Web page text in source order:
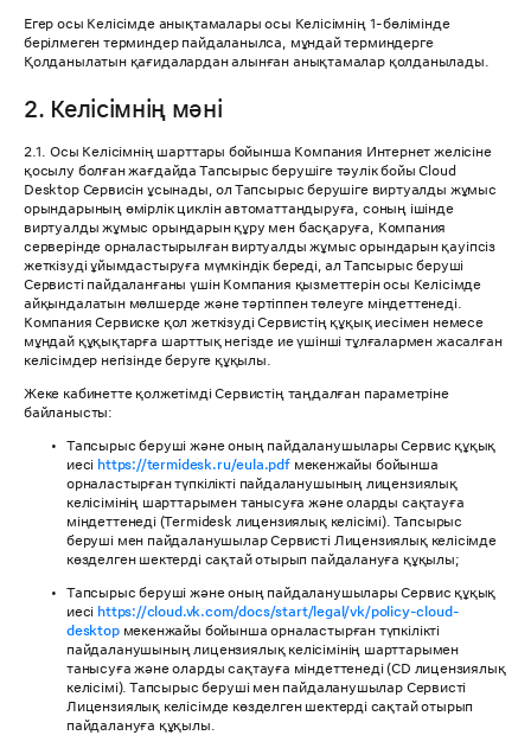
Егер осы Келісімде анықтамалары осы Келісімнің 1-бөлімінде
берілмеген терминдер пайдаланылса, мұндай терминдерге
Қолданылатын қағидалардан алынған анықтамалар қолданылады.
2. Келісімнің мәні
2.1. Осы Келісімнің шарттары бойынша Компания Интернет желісіне
қосылу болған жағдайда Тапсырыс берушіге тәулік бойы Cloud
Desktop Сервисін ұсынады, ол Тапсырыс берушіге виртуалды жұмыс
орындарының өмірлік циклін автоматтандыруға, соның ішінде
виртуалды жұмыс орындарын құру мен басқаруға, Компания
серверінде орналастырылған виртуалды жұмыс орындарын қауіпсіз
жеткізуді ұйымдастыруға мүмкіндік береді, ал Тапсырыс беруші
Сервисті пайдаланғаны үшін Компания қызметтерін осы Келісімде
айқындалатын мөлшерде және тәртіппен төлеуге міндеттенеді.
Компания Сервиске қол жеткізуді Сервистің құқық иесімен немесе
мұндай құқықтарға шарттық негізде ие үшінші тұлғалармен жасалған
келісімдер негізінде беруге құқылы.
Жеке кабинетте қолжетімді Сервистің таңдалған параметріне
байланысты:
Тапсырыс беруші және оның пайдаланушылары Сервис құқық
иесі https://termidesk.ru/eula.pdfмекенжайы бойынша
орналастырған түпкілікті пайдаланушының лицензиялық
келісімінің шарттарымен танысуға және оларды сақтауға
міндеттенеді (Termidesk лицензиялық келісімі). Тапсырыс
беруші мен пайдаланушылар Сервисті Лицензиялық келісімде
көзделген шектерді сақтай отырып пайдалануға құқылы;
Тапсырыс беруші және оның пайдаланушылары Сервис құқық
иесі https://cloud.vk.com/docs/start/legal/vk/policy-cloud-
desktopмекенжайы бойынша орналастырған түпкілікті
пайдаланушының лицензиялық келісімінің шарттарымен
танысуға және оларды сақтауға міндеттенеді (CD лицензиялық
келісімі). Тапсырыс беруші мен пайдаланушылар Сервисті
Лицензиялық келісімде көзделген шектерді сақтай отырып
пайдалануға құқылы.